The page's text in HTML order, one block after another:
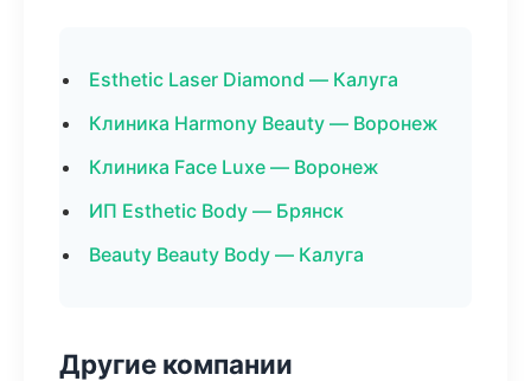
Esthetic Laser Diamond — Калуга
Клиника Harmony Beauty — Воронеж
Клиника Face Luxe — Воронеж
ИП Esthetic Body — Брянск
Beauty Beauty Body — Калуга
Другие компании